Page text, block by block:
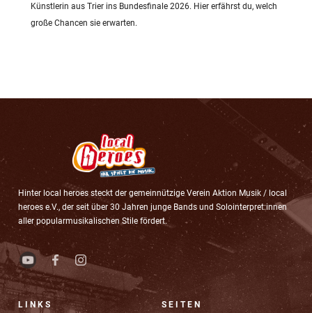
Künstlerin aus Trier ins Bundesfinale 2026. Hier erfährst du, welch
große Chancen sie erwarten.
Hinter local heroes steckt der gemeinnützige Verein Aktion Musik / local
heroes e.V., der seit über 30 Jahren junge Bands und Solointerpret:innen
aller popularmusikalischen Stile fördert.
LINKS SEITEN